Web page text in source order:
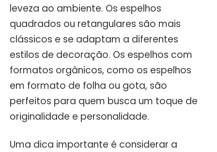
leveza ao ambiente. Os espelhos
quadrados ou retangulares são mais
clássicos e se adaptam a diferentes
estilos de decoração. Os espelhos com
formatos orgânicos, como os espelhos
em formato de folha ou gota, são
perfeitos para quem busca um toque de
originalidade e personalidade.
Uma dica importante é considerar a